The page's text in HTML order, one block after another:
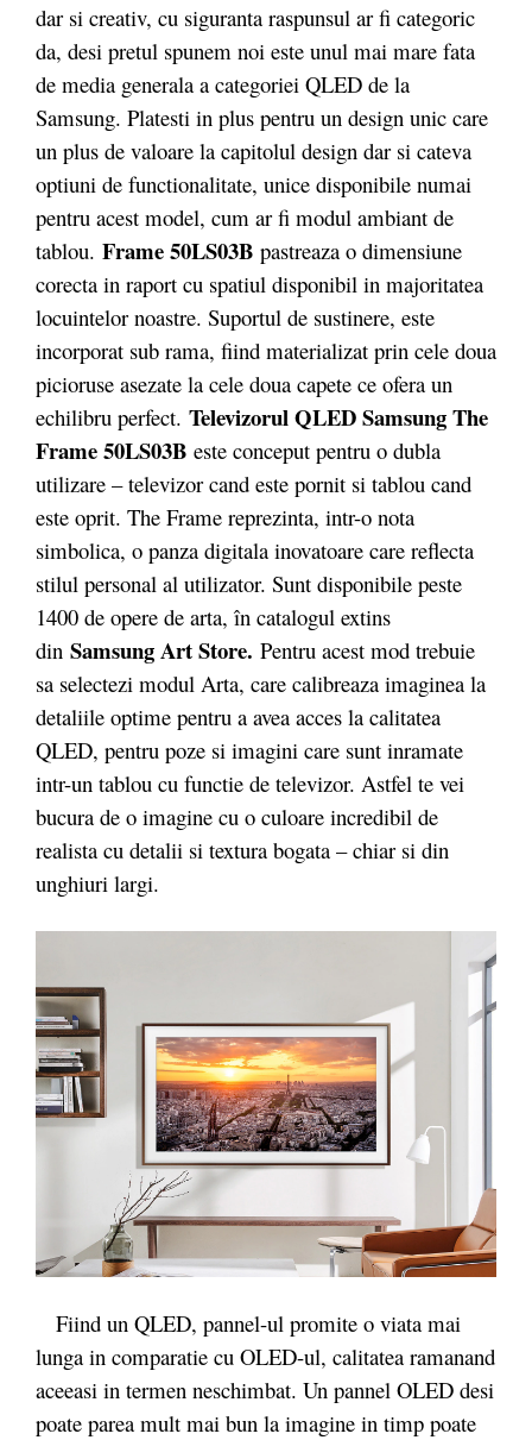
dar si creativ, cu siguranta raspunsul ar fi categoric
da, desi pretul spunem noi este unul mai mare fata
de media generala a categoriei QLED de la
Samsung. Platesti in plus pentru un design unic care
un plus de valoare la capitolul design dar si cateva
optiuni de functionalitate, unice disponibile numai
pentru acest model, cum ar fi modul ambiant de
tablou. Frame 50LS03B pastreaza o dimensiune
corecta in raport cu spatiul disponibil in majoritatea
locuintelor noastre. Suportul de sustinere, este
incorporat sub rama, fiind materializat prin cele doua
picioruse asezate la cele doua capete ce ofera un
echilibru perfect. Televizorul QLED Samsung The
Frame 50LS03B este conceput pentru o dubla
utilizare – televizor cand este pornit si tablou cand
este oprit. The Frame reprezinta, intr-o nota
simbolica, o panza digitala inovatoare care reflecta
stilul personal al utilizator. Sunt disponibile peste
1400 de opere de arta, în catalogul extins
din Samsung Art Store. Pentru acest mod trebuie
sa selectezi modul Arta, care calibreaza imaginea la
detaliile optime pentru a avea acces la calitatea
QLED, pentru poze si imagini care sunt inramate
intr-un tablou cu functie de televizor. Astfel te vei
bucura de o imagine cu o culoare incredibil de
realista cu detalii si textura bogata – chiar si din
unghiuri largi.
Fiind un QLED, pannel-ul promite o viata mai
lunga in comparatie cu OLED-ul, calitatea ramanand
aceeasi in termen neschimbat. Un pannel OLED desi
poate parea mult mai bun la imagine in timp poate